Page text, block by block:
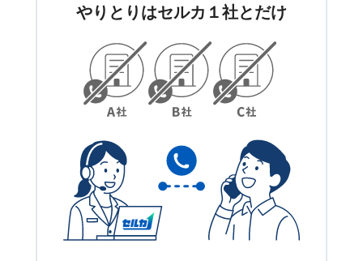
やりとりはセルカ１社とだけ